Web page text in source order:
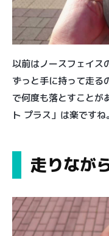
以前はノースフェイス
ずっと手に持って走る
で何度も落とすことが
ト プラス」は楽ですね。
走りなが